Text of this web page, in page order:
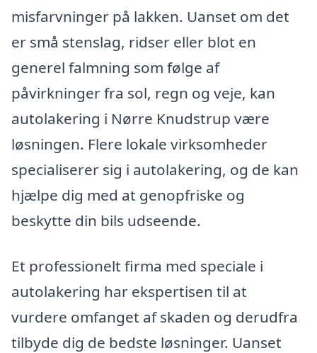
misfarvninger på lakken. Uanset om det
er små stenslag, ridser eller blot en
generel falmning som følge af
påvirkninger fra sol, regn og veje, kan
autolakering i Nørre Knudstrup være
løsningen. Flere lokale virksomheder
specialiserer sig i autolakering, og de kan
hjælpe dig med at genopfriske og
beskytte din bils udseende.
Et professionelt firma med speciale i
autolakering har ekspertisen til at
vurdere omfanget af skaden og derudfra
tilbyde dig de bedste løsninger. Uanset